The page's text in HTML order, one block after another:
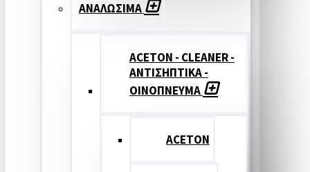
ΑΝΑΛΩΣΙΜΑ
ACETON - CLEANER -
ΑΝΤΙΣΗΠΤΙΚΑ -
ΟΙΝΟΠΝΕΥΜΑ
ACETON